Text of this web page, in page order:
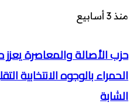
منذ 3 أسابيع
حزب الأصالة والمعاصرة
الحمراء بالوجوه الانتخابية
الشابة